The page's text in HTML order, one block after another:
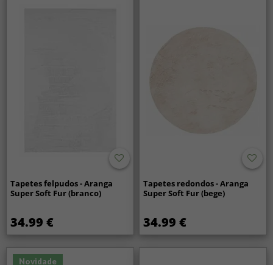
Tapetes felpudos - Aranga
Super Soft Fur (branco)
34.99 €
Tapetes redondos - Aranga
Super Soft Fur (bege)
34.99 €
Novidade